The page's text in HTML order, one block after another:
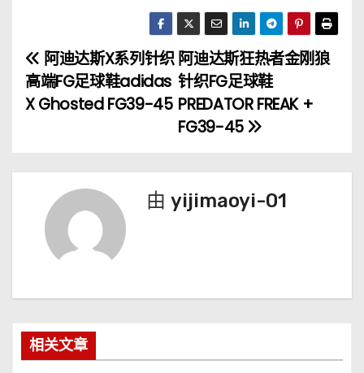
文
章
航
阿迪达斯狂热者金刚狼
针织FG足球鞋
PREDATOR FREAK +
FG39-45
阿迪达斯X系列针织
高端FG足球鞋adidas
X Ghosted FG39-45
由 yijimaoyi-01
相关文章